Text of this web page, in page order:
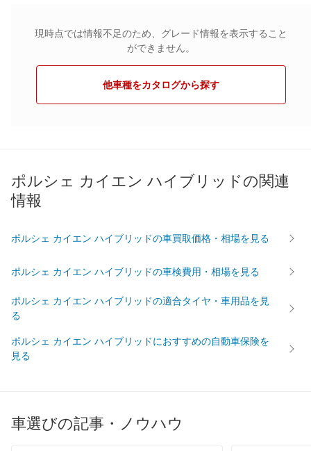
はセンターロッキング式のフルタイム4WDを採用し、ポルシェト
ラクションマネージメントシステムPTMにより、４輪全てにトル
現時点では情報不足のため、グレード情報を表示すること
ができません。
他車種をカタログから探す
ポルシェ カイエン ハイブリッドの関連
情報
ポルシェ カイエン ハイブリッドの車買取価格・相場を見る
ポルシェ カイエン ハイブリッドの車検費用・相場を見る
ポルシェ カイエン ハイブリッドの適合タイヤ・車用品を見
る
ポルシェ カイエン ハイブリッドにおすすめの自動車保険を
見る
車選びの記事・ノウハウ